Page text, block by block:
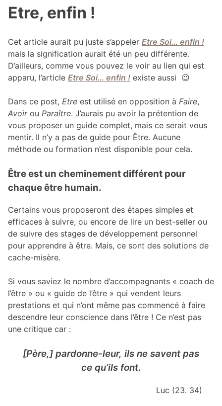
Etre, enfin !
Cet article aurait pu juste s’appeler Etre Soi… enfin !
mais la signification aurait été un peu différente.
D’ailleurs, comme vous pouvez le voir au lien qui est
apparu, l’article Etre Soi… enfin ! existe aussi 😉
Dans ce post, Etre est utilisé en opposition à Faire,
Avoirou Paraître. J’aurais pu avoir la prétention de
vous proposer un guide complet, mais ce serait vous
mentir. Il n’y a pas de guide pour Être. Aucune
méthode ou formation n’est disponible pour cela.
Être est un cheminement différent pour
chaque être humain.
Certains vous proposeront des étapes simples et
efficaces à suivre, ou encore de lire un best-seller ou
de suivre des stages de développement personnel
pour apprendre à être. Mais, ce sont des solutions de
cache-misère.
Si vous saviez le nombre d’accompagnants « coach de
l’être » ou « guide de l’être » qui vendent leurs
prestations et qui n’ont même pas commencé à faire
descendre leur conscience dans l’être ! Ce n’est pas
une critique car :
[Père,] pardonne-leur, ils ne savent pas
ce qu’ils font.
Luc (23. 34)